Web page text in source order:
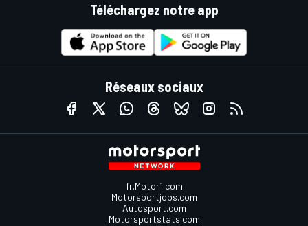
Téléchargez notre app
Réseaux sociaux
fr.Motor1.com
Motorsportjobs.com
Autosport.com
Motorsportstats.com